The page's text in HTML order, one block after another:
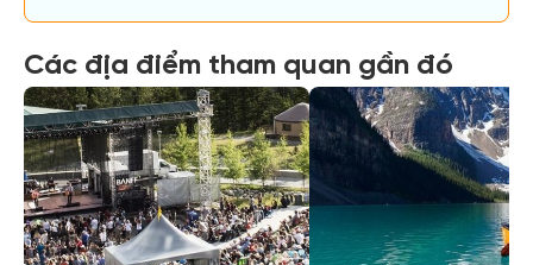
Các địa điểm tham quan gần đó